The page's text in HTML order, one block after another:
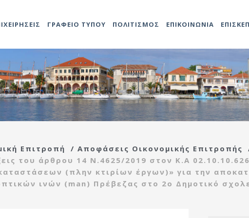
Αντιδήμαρχοι
Γενικός
Γραμματέας
Σύμβουλοι
Οργανόγραμμα
Video
Προκηρύξεις
Προσλήψεων
Ανακοινώσεις
Αναρτήσεις
Διάφορες
Ληξιαρχείο
Δημοτολόγιο
Κέντρο
εξυπηρέτησης
πολιτών(ΚΕΠ)
Πολεοδομία
Τμήμα
Κέντρο
Κέντρο
Άδειες καταστημάτων
Προκηρύξεις – Διαγωνισμοί
2014-2020
2021-2027
ΓΡΑΦΕΙΟ ΤΥΠΟΥ ΠΟΛΙΤΙΣΜΟΣ
Αναρτήσεις
Δομές Πολιτισμού
Πολιτιστικές
ΕΠΙΚΟΙΝΩΝΙΑ
Επιτροπή / Αποφάσεις Οικονομικής Επιτροπής
του άρθρου 14 Ν.4625/2019 στον Κ.Α
(πλην κτιρίων έργων)» για την
ινών (man) Πρέβεζας στο 2ο Δημοτικό